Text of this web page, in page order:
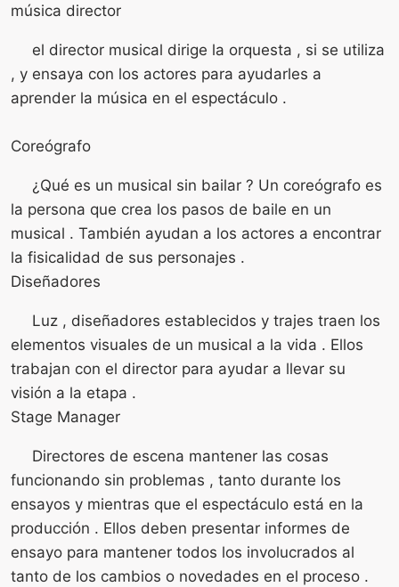
música director
el director musical dirige la orquesta , si se utiliza
, y ensaya con los actores para ayudarles a
aprender la música en el espectáculo .
Coreógrafo
¿Qué es un musical sin bailar ? Un coreógrafo es
la persona que crea los pasos de baile en un
musical . También ayudan a los actores a encontrar
la fisicalidad de sus personajes .
Diseñadores
Luz , diseñadores establecidos y trajes traen los
elementos visuales de un musical a la vida . Ellos
trabajan con el director para ayudar a llevar su
visión a la etapa .
Stage Manager
Directores de escena mantener las cosas
funcionando sin problemas , tanto durante los
ensayos y mientras que el espectáculo está en la
producción . Ellos deben presentar informes de
ensayo para mantener todos los involucrados al
tanto de los cambios o novedades en el proceso .